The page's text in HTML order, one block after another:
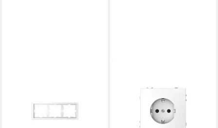
ab 11,99 €
Steckdose lotosws mit
Steckklemmen MEG2300-